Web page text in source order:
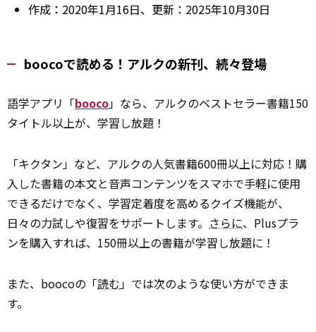
作成：2020年1月16日、更新：2025年10月30日
boocoで読める！アルクの新刊、続々登場
語学アプリ「booco」なら、アルクのベストセラー書籍150
タイトル以上が、学習し放題！
「キクタン」など、アルクの人気書籍600冊以上に対応！購
入した書籍の本文と音声コンテンツをスマホで手軽に使用
できるだけでなく、学習定着度を高めるクイズ機能が、
日々の力試しや復習をサポートします。 さらに、Plusプラ
ンを購入すれば、150冊以上の書籍が学習し放題に！
また、boocoの「読む」では次のような使い方ができま
す。